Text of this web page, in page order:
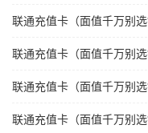
联通充值卡（面值千万别
联通充值卡（面值千万别
联通充值卡（面值千万别
联通充值卡（面值千万别